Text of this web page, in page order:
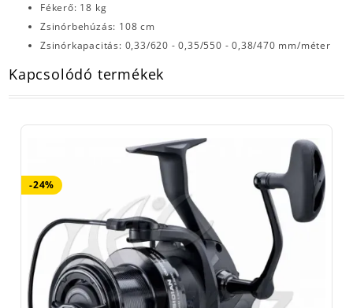
Fékerő: 18 kg
Zsinórbehúzás: 108 cm
Zsinórkapacitás: 0,33/620 - 0,35/550 - 0,38/470 mm/méter
Kapcsolódó termékek
-24%